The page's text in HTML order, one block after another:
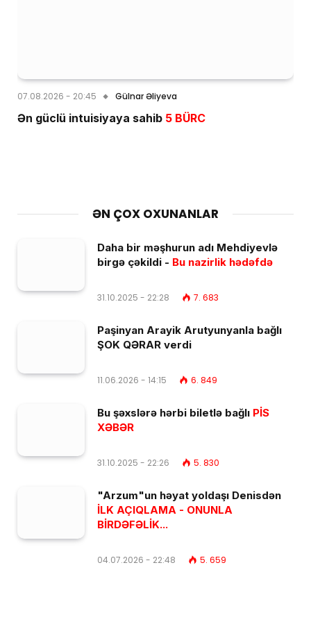
07.08.2026 - 20:45 Gülnar Əliyeva
Ən güclü intuisiyaya sahib 5 BÜRC
ƏN ÇOX OXUNANLAR
Daha bir məşhurun adı Mehdiyevlə
birgə çəkildi - Bu nazirlik hədəfdə
31.10.2025 - 22:28 7. 683
Paşinyan Arayik Arutyunyanla bağlı
ŞOK QƏRAR verdi
11.06.2026 - 14:15 6. 849
Bu şəxslərə hərbi biletlə bağlı PİS
XƏBƏR
31.10.2025 - 22:26 5. 830
"Arzum"un həyat yoldaşı Denisdən
İLK AÇIQLAMA - ONUNLA
BİRDƏFƏLİK...
04.07.2026 - 22:48 5. 659